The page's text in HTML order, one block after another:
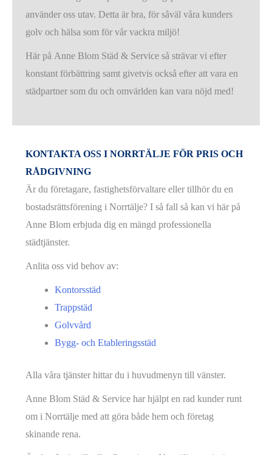
använder oss utav. Detta är bra, för såväl våra kunders
golv och hälsa som för vår vackra miljö!
Här på Anne Blom Städ & Service så strävar vi efter
konstant förbättring samt givetvis också efter att vara en
städpartner som du och omvärlden kan vara nöjd med!
KONTAKTA OSS I NORRTÄLJE FÖR PRIS OCH
RÅDGIVNING
Är du företagare, fastighetsförvaltare eller tillhör du en
bostadsrättsförening i Norrtälje? I så fall så kan vi här på
Anne Blom erbjuda dig en mängd professionella
städtjänster.
Anlita oss vid behov av:
Kontorsstäd
Trappstäd
Golvvård
Bygg- och Etableringsstäd
Alla våra tjänster hittar du i huvudmenyn till vänster.
Anne Blom Städ & Service har hjälpt en rad kunder runt
om i Norrtälje med att göra både hem och företag
skinande rena.